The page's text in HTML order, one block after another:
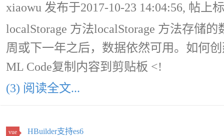
xiaowu 发布于2017-10-23 14:04:56, 帖上
localStorage 方法localStorage 方法存储
周或下一年之后，数据依然可用。如何
ML Code复制内容到剪贴板 <!
(3) 阅读全文...
vue HBuilder支持es6